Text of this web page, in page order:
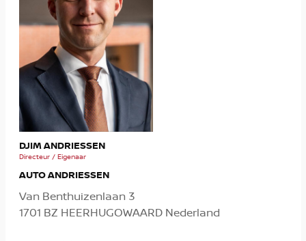
DJIM ANDRIESSEN
Directeur / Eigenaar
AUTO ANDRIESSEN
Van Benthuizenlaan 3
1701 BZ HEERHUGOWAARD Nederland